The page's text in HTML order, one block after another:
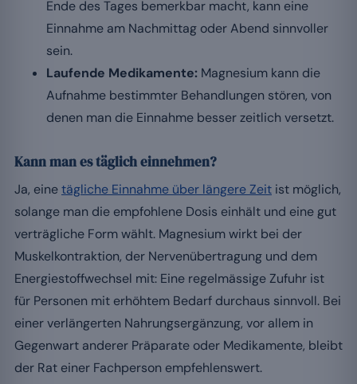
Ende des Tages bemerkbar macht, kann eine
Einnahme am Nachmittag oder Abend sinnvoller
sein.
Laufende Medikamente: Magnesium kann die
Aufnahme bestimmter Behandlungen stören, von
denen man die Einnahme besser zeitlich versetzt.
Kann man es täglich einnehmen?
Ja, einetägliche Einnahme über längere Zeit ist möglich,
solange man die empfohlene Dosis einhält und eine gut
verträgliche Form wählt. Magnesium wirkt bei der
Muskelkontraktion, der Nervenübertragung und dem
Energiestoffwechsel mit: Eine regelmässige Zufuhr ist
für Personen mit erhöhtem Bedarf durchaus sinnvoll. Bei
einer verlängerten Nahrungsergänzung, vor allem in
Gegenwart anderer Präparate oder Medikamente, bleibt
der Rat einer Fachperson empfehlenswert.